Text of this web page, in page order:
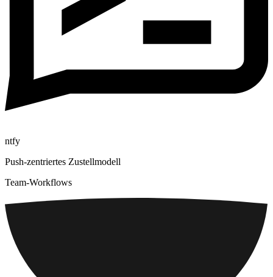
ntfy
Push-zentriertes Zustellmodell
Team-Workflows